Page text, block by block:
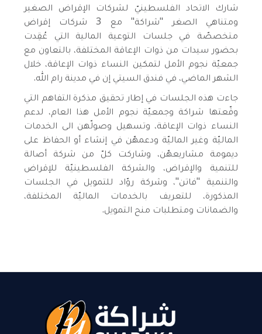
شارك الاتحاد الفلسطينيّ لشركات الإقراض الصغير
ومتناهي الصغر "شراكة" مع 3 شركات إقراض
متخصصّة في جلسات التوعية المالية التي عُقِدت
بحضور سيدات من ذوات الإعاقة المختلفة، بالتعاون مع
جمعيّة نجوم الأمل لتمكين النساء ذوات الإعاقة، خلال
الشهر الماضي، في فندق السيتي إن في مدينة رام الله.
جاءت هذه الجلسات في إطار تحقيق مذكرة التفاهم التي
وقّعتها شراكة وجمعيّة نجوم الأمل هذا العام، لدعم
النساء ذوات الإعاقة، وتسهيل وصولّهن الى الخدمات
الماليّة وغير الماليّة ودعمهّن في إنشاء أو الحفاظ على
ديمومة مشاريعهّن، وشاركت كلّ من شركة أصالة
للتنمية والإقراض، والشركة الفلسطينيّة للإقراض
والتنمية "فاتن"، وشركة روّاد للتمويل في الجلسات
المذكورة، للتعريف بالخدمات الماليّة المختلفة،
والضمانات ومتطلبات منح التمويل.